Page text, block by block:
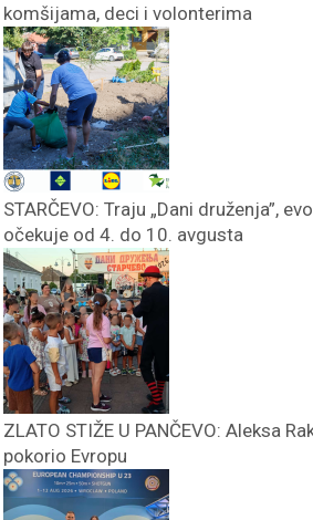
komšijama, deci i volonterima
STARČEVO: Traju „Dani druženja”,
očekuje od 4. do 10. avgusta
ZLATO STIŽE U PANČEVO: Aleksa
pokorio Evropu